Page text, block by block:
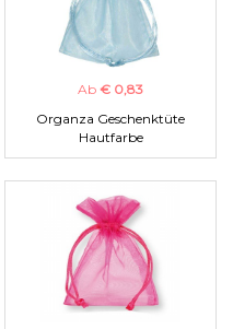
Ab € 0,83
Organza Geschenktüte
Hautfarbe